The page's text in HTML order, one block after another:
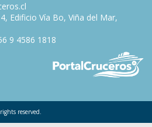
Edificio Vía Bo, Viña del Mar,
9 4586 1818
reserved.